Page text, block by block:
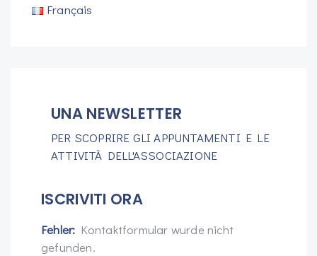
Français
UNA NEWSLETTER
PER SCOPRIRE GLI APPUNTAMENTI E LE
ATTIVITÀ DELL'ASSOCIAZIONE
ISCRIVITI ORA
Fehler: Kontaktformular wurde nicht
gefunden.